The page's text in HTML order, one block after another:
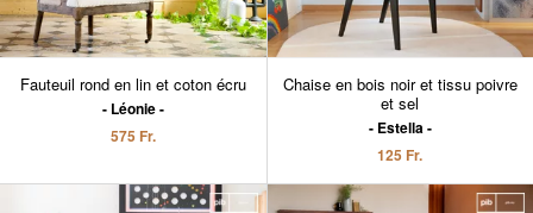
Fauteuil rond en lin et coton écru
Léonie
575 Fr.
Chaise en bois noir et tissu poivre
et sel
Estella
125 Fr.